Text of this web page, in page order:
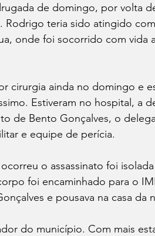
de domingo, por volta
Rodrigo teria sido atingido
onde foi socorrido com
cirurgia ainda no domingo e
Estiveram no hospital, a
de Bento Gonçalves, o
e equipe de perícia.
o assassinato foi
foi encaminhado para o
e pousava na casa da
do município. Com mais